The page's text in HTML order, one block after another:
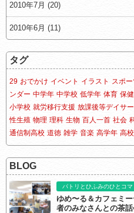
2010年7月 (20)
2010年6月 (11)
タグ
29 おでかけ イベント イラスト スポー
ンダー 中学年 中学校 低学年 体育 保
小学校 就労移行支援 放課後等デイサ
性生殖 物理 理科 生物 百人一首 社会
通信制高校 道徳 雑学 音楽 高学年 高校
BLOG
パトリとひふみのひとコマ
ゆめ〜る＆カフェミ
者のみなさんとの茶話